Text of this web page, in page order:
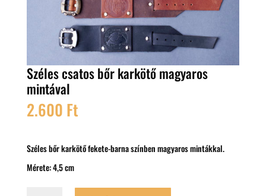
Széles csatos bőr karkötő magyaros
mintával
2.600 Ft
Széles bőr karkötő fekete-barna színben magyaros mintákkal.
Mérete: 4,5 cm